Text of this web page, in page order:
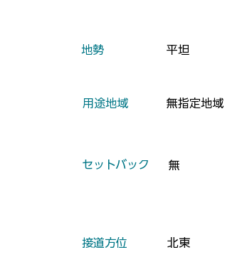
​地勢 平坦
​用途地域 無指定地域
​セットバック 無
​接道方位 北東